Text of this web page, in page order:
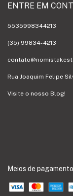
ENTRE EM
5535998344213
(35) 99834-4213
Rua Joaquim Felipe
Visite o nosso Blog!
Meios de pagamento